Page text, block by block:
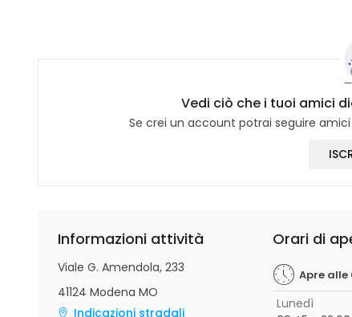
Vedi ciò che i tuoi amici
Se crei un account potrai seguire
Informazioni attività
Viale G. Amendola, 233
41124 Modena MO
Indicazioni stradali
Orari di
Apre alle
Lunedì